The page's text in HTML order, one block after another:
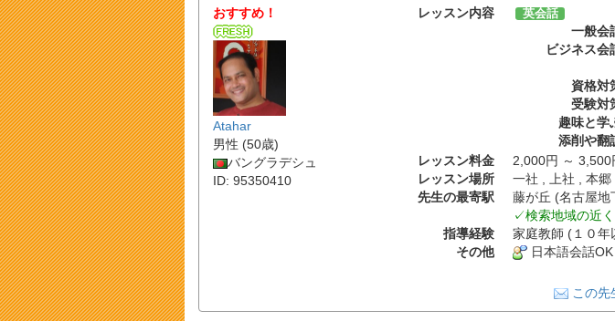
おすすめ！
Atahar
男性 (50歳)
バングラデシュ
ID: 95350410
レッスン内容 英会話
一般会
ビジネス会
資格対
受験対
趣味と学
添削や翻
レッスン料金
2,000円 ～ 3,500
レッスン場所
一社 , 上社 , 本郷
先生の最寄駅
藤が丘 (名古屋
✓検索地域の近
指導経験
家庭教師 (１０
その他
日本語会話OK
この先